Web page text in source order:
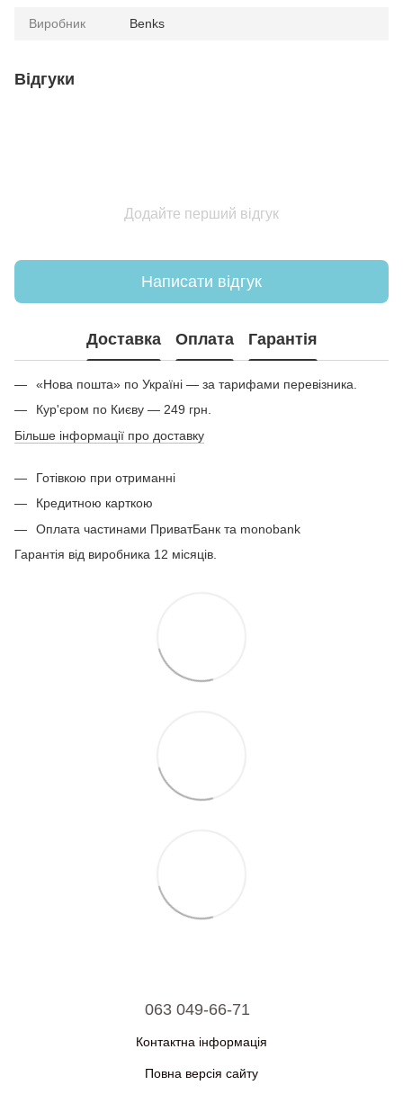
Виробник Benks
Відгуки
Додайте перший відгук
Написати відгук
Доставка Оплата Гарантія
«Нова пошта» по Україні — за тарифами перевізника.
Кур'єром по Києву — 249 грн.
Більше інформації про доставку
Готівкою при отриманні
Кредитною карткою
Оплата частинами ПриватБанк та monobank
Гарантія від виробника 12 місяців.
063 049-66-71
Контактна інформація
Повна версія сайту